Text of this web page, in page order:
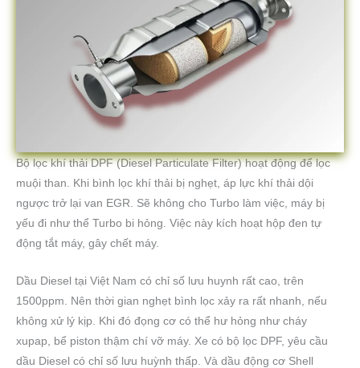
Bộ lọc khí thải DPF (Diesel Particulate Filter) hoạt động để lọc
muội than. Khi bình lọc khí thải bị nghẹt, áp lực khí thải dội
ngược trở lại van EGR. Sẽ không cho Turbo làm việc, máy bị
yếu đi như thể Turbo bi hỏng. Việc này kích hoạt hộp đen tự
động tắt máy, gây chết máy.
Dầu Diesel tại Việt Nam có chỉ số lưu huynh rất cao, trên
1500ppm. Nên thời gian nghẹt bình lọc xảy ra rất nhanh, nếu
không xử lý kịp. Khi đó đọng cơ có thể hư hỏng như cháy
xupap, bể piston thậm chí vỡ máy. Xe có bộ lọc DPF, yêu cầu
dầu Diesel có chỉ số lưu huỳnh thấp. Và dầu động cơ Shell